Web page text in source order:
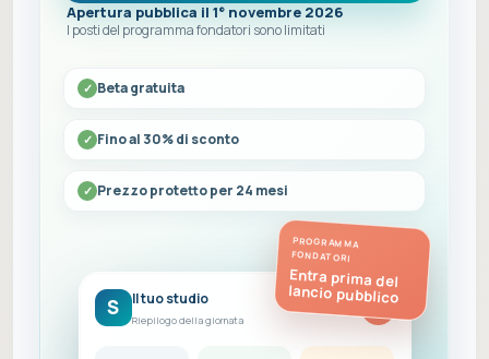
Apertura pubblica il 1° novembre 2026
I posti del programma fondatori sono limitati
Beta gratuita
Fino al 30% di sconto
Prezzo protetto per 24 mesi
PROGRAMMA
FONDATORI
Entra prima del
lancio pubblico
S Il tuo studio
Riepilogo della giornata
FC